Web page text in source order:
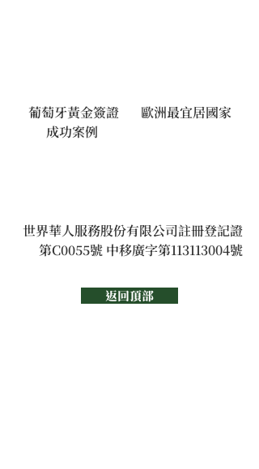
葡萄牙黃金簽證
成功案例
歐洲最宜居國家
世界華人服務股份有限公司註冊登記證
第C0055號 中移廣字第113113004號
返回頂部